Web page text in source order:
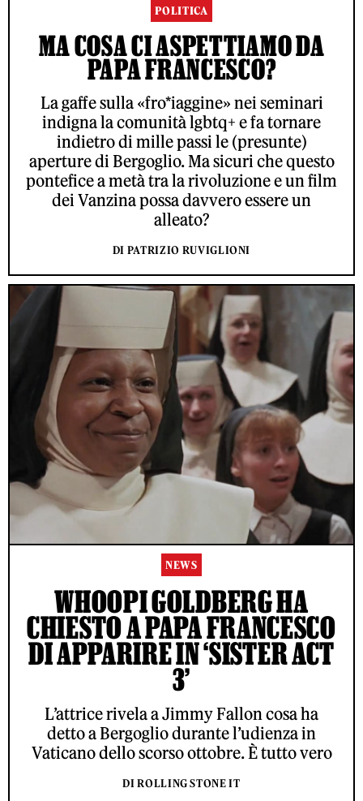
POLITICA
MA COSA CI ASPETTIAMO DA
PAPA FRANCESCO?
La gaffe sulla «fro*iaggine» nei seminari
indigna la comunità lgbtq+ e fa tornare
indietro di mille passi le (presunte)
aperture di Bergoglio. Ma sicuri che questo
pontefice a metà tra la rivoluzione e un film
dei Vanzina possa davvero essere un
alleato?
DI PATRIZIO RUVIGLIONI
NEWS
WHOOPI GOLDBERG HA
CHIESTO A PAPA FRANCESCO
DI APPARIRE IN ‘SISTER ACT
3’
L’attrice rivela a Jimmy Fallon cosa ha
detto a Bergoglio durante l’udienza in
Vaticano dello scorso ottobre. È tutto vero
DI ROLLING STONE IT